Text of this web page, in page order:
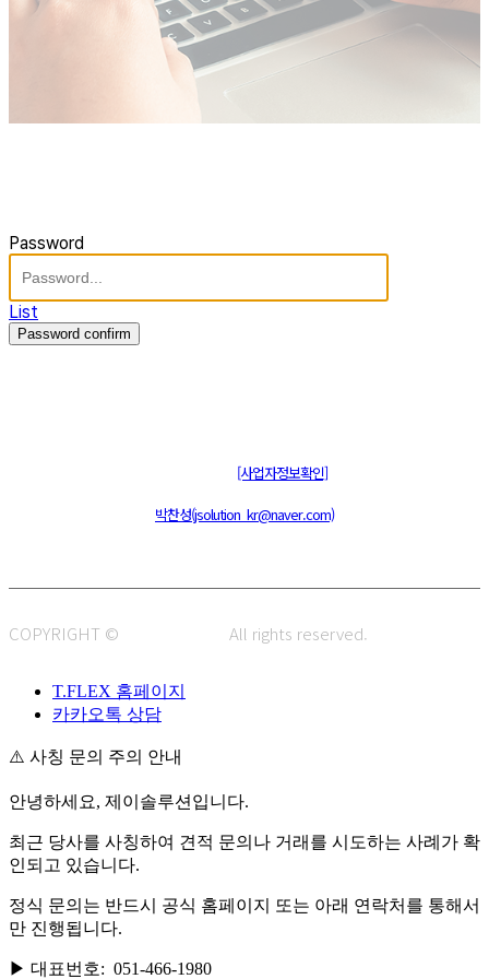
Password
List
Password confirm
[사업자정보확인]
박찬성(jsolution_kr@naver.com)
COPYRIGHT © All rights reserved.
T.FLEX 홈페이지
카카오톡 상담
⚠️ 사칭 문의 주의 안내
안녕하세요, 제이솔루션입니다.
최근 당사를 사칭하여 견적 문의나 거래를 시도하는 사례가 확
인되고 있습니다.
정식 문의는 반드시 공식 홈페이지 또는 아래 연락처를 통해서
만 진행됩니다.
▶ 대표번호: 051-466-1980